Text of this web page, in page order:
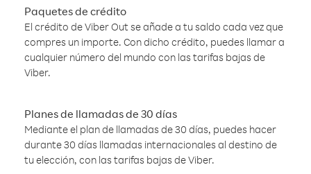
Paquetes de crédito
El crédito de Viber Out se añade a tu saldo cada vez que
compres un importe. Con dicho crédito, puedes llamar a
cualquier número del mundo con las tarifas bajas de
Viber.
Planes de llamadas de 30 días
Mediante el plan de llamadas de 30 días, puedes hacer
durante 30 días llamadas internacionales al destino de
tu elección, con las tarifas bajas de Viber.